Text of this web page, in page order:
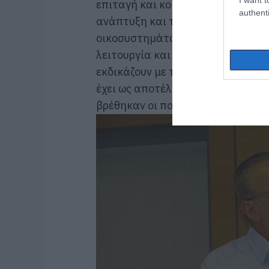
επιταγή και κοινωνική
ανάπτυξη και την αειφορική
οικοσυστημάτων. Και είναι πολύ
λειτουργία και οι 4 επιτροπές
εκδικάζουν με ταχύτατους
έχει ως αποτέλεσμα να αρθεί το
βρέθηκαν οι πολίτες”.